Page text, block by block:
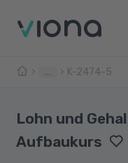
... K-2474-5
Lohn und
Aufbaukurs